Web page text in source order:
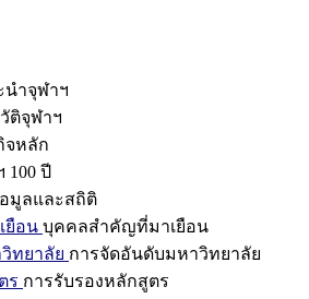
นำจุฬาฯ
ติจุฬาฯ
จหลัก
100 ปี
มูลและสถิติ
ยือน บุคคลสำคัญที่มาเยือน
ทยาลัย การจัดอันดับมหาวิทยาลัย
ร การรับรองหลักสูตร